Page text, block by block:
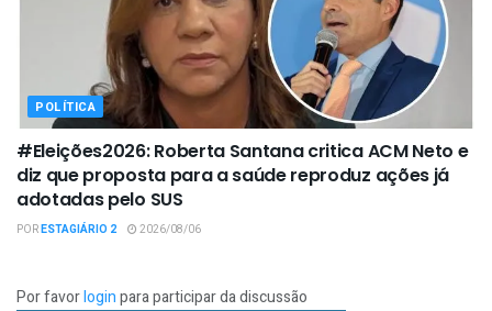
POLÍTICA
#Eleições2026: Roberta Santana critica ACM Neto e
diz que proposta para a saúde reproduz ações já
adotadas pelo SUS
PORESTAGIÁRIO 2 2026/08/06
Por favorloginpara participar da discussão